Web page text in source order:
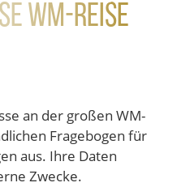
WM-Reise
an der großen WM-
Fragebogen für
aus. Ihre Daten
Zwecke.